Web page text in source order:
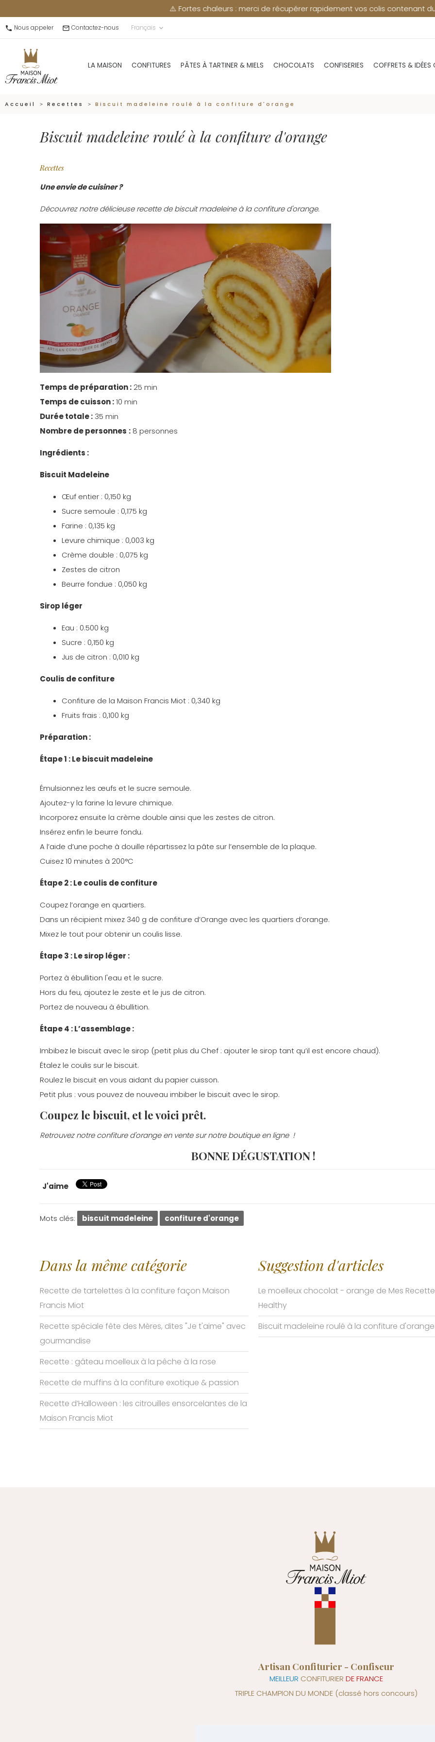
⚠️ Fortes chaleurs : merci de récupérer rapidement vos colis contenant du chocolat
call Nous appeler mail_outline Contactez-nous Français keyboard_arrow_down
LA MAISON CONFITURES PÂTES À TARTINER & MIELS CHOCOLATS CONFISERIES COFFRETS & IDÉES
Accueil Recettes Biscuit madeleine roulé à la confiture d'orange
Biscuit madeleine roulé à la confiture d'orange
Recettes
Une envie de cuisiner ?
Découvrez notre délicieuse recette de biscuit madeleine à la confiture d'orange.
Temps de préparation : 25 min
Temps de cuisson :10 min
Durée totale : 35 min
Nombre de personnes : 8 personnes
Ingrédients :
Biscuit Madeleine
Œuf entier : 0,150 kg
Sucre semoule : 0,175 kg
Farine : 0,135 kg
Levure chimique : 0,003 kg
Crème double : 0,075 kg
Zestes de citron
Beurre fondue : 0,050 kg
Sirop léger
Eau : 0.500 kg
Sucre : 0,150 kg
Jus de citron : 0,010 kg
Coulis de confiture
Confiture de la Maison Francis Miot : 0,340 kg
Fruits frais : 0,100 kg
Préparation :
Étape 1 : Le biscuit madeleine
Émulsionnez les œufs et le sucre semoule.
Ajoutez-y la farine la levure chimique.
Incorporez ensuite la crème double ainsi que les zestes de citron.
Insérez enfin le beurre fondu.
A l’aide d’une poche à douille répartissez la pâte sur l’ensemble de la plaque.
Cuisez 10 minutes à 200°C
Étape 2 : Le coulis de confiture
Coupez l’orange en quartiers.
Dans un récipient mixez 340 g de confiture d’Orange avec les quartiers d’orange.
Mixez le tout pour obtenir un coulis lisse.
Étape 3 : Le sirop léger :
Portez à ébullition l'eau et le sucre.
Hors du feu, ajoutez le zeste et le jus de citron.
Portez de nouveau à ébullition.
Étape 4 : L’assemblage :
Imbibez le biscuit avec le sirop (petit plus du Chef : ajouter le sirop tant qu’il est encore chaud).
Étalez le coulis sur le biscuit.
Roulez le biscuit en vous aidant du papier cuisson.
Petit plus : vous pouvez de nouveau imbiber le biscuit avec le sirop.
Coupez le biscuit, et le voici prêt.
Retrouvez notre confiture d'orange en vente sur notre boutique en ligne !
BONNE DÉGUSTATION !
J'aime
Mots clés: biscuit madeleine confiture d'orange
Dans la même catégorie
Recette de tartelettes à la confiture façon Maison
Francis Miot
Recette spéciale fête des Mères, dites "Je t'aime" avec
gourmandise
Recette : gâteau moelleux à la pêche à la rose
Recette de muffins à la confiture exotique & passion
Recette d’Halloween : les citrouilles ensorcelantes de la
Maison Francis Miot
Suggestion d'articles
Le moelleux chocolat - orange de Mes
Healthy
Biscuit madeleine roulé à la confiture d'orange
Artisan Confiturier - Confiseur
MEILLEUR CONFITURIER DE FRANCE
TRIPLE CHAMPION DU MONDE (classé hors concours)